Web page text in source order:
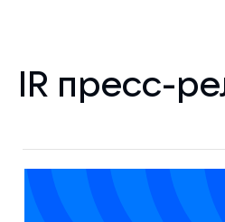
IR пресс-